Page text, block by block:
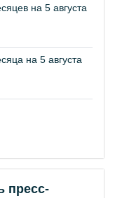
на 5 августа
на 5 августа
пресс-